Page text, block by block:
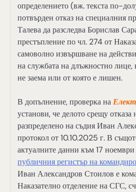
определението (вж. текста по-
потвърден отказ на специалния
Талева да разследва Борислав
престъпление по чл. 274 от
самоволно извършване на
на службата на длъжностно лице,
не заема или от която е лишен.
В допълнение, проверка на
установи, че делото срещу отказа
разпределено на съдия Иван
протокол от 10.10.2025 г. В
актуалните данни към 17
публичния регистър на
Иван Александров Стоилов е
Наказателно отделение на СГС,